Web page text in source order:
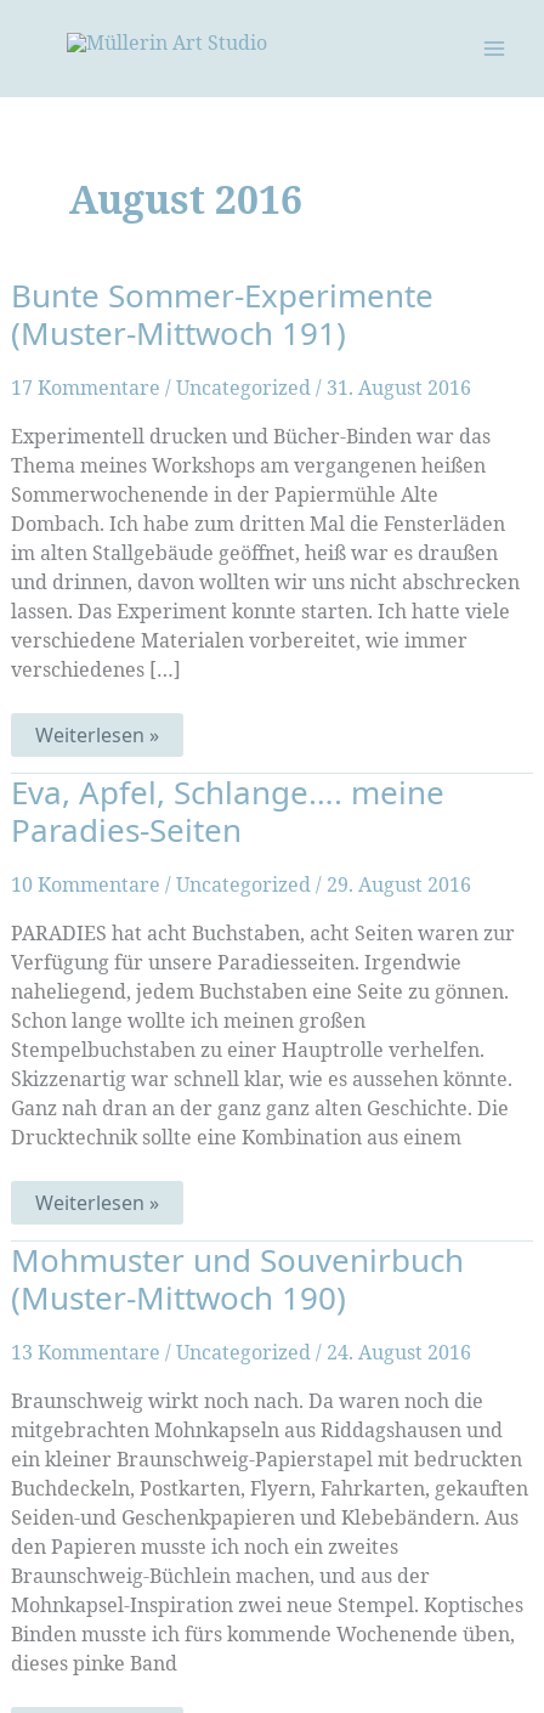
August 2016
Bunte Sommer-Experimente
(Muster-Mittwoch 191)
17 Kommentare /Uncategorized/ 31. August 2016
Experimentell drucken und Bücher-Binden war das
Thema meines Workshops am vergangenen heißen
Sommerwochenende in der Papiermühle Alte
Dombach. Ich habe zum dritten Mal die Fensterläden
im alten Stallgebäude geöffnet, heiß war es draußen
und drinnen, davon wollten wir uns nicht abschrecken
lassen. Das Experiment konnte starten. Ich hatte viele
verschiedene Materialen vorbereitet, wie immer
verschiedenes […]
Bunte
Sommer-
Experimente
(Muster-
Mittwoch
191)
Weiterlesen »
Eva, Apfel, Schlange…. meine
Paradies-Seiten
10 Kommentare /Uncategorized/ 29. August 2016
PARADIES hat acht Buchstaben, acht Seiten waren zur
Verfügung für unsere Paradiesseiten. Irgendwie
naheliegend, jedem Buchstaben eine Seite zu gönnen.
Schon lange wollte ich meinen großen
Stempelbuchstaben zu einer Hauptrolle verhelfen.
Skizzenartig war schnell klar, wie es aussehen könnte.
Ganz nah dran an der ganz ganz alten Geschichte. Die
Drucktechnik sollte eine Kombination aus einem
Eva,
Apfel,
Schlange….
meine
Paradies-
Seiten
Weiterlesen »
Mohmuster und Souvenirbuch
(Muster-Mittwoch 190)
13 Kommentare /Uncategorized/ 24. August 2016
Braunschweig wirkt noch nach. Da waren noch die
mitgebrachten Mohnkapseln aus Riddagshausen und
ein kleiner Braunschweig-Papierstapel mit bedruckten
Buchdeckeln, Postkarten, Flyern, Fahrkarten, gekauften
Seiden-und Geschenkpapieren und Klebebändern. Aus
den Papieren musste ich noch ein zweites
Braunschweig-Büchlein machen, und aus der
Mohnkapsel-Inspiration zwei neue Stempel. Koptisches
Binden musste ich fürs kommende Wochenende üben,
dieses pinke Band